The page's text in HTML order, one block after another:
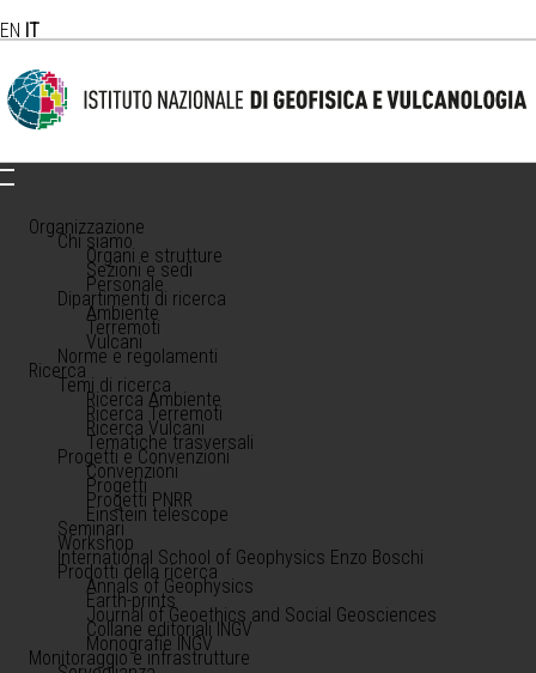
EN IT
Organizzazione
Chi siamo
Organi e strutture
Sezioni e sedi
Personale
Dipartimenti di ricerca
Ambiente
Terremoti
Vulcani
Norme e regolamenti
Ricerca
Temi di ricerca
Ricerca Ambiente
Ricerca Terremoti
Ricerca Vulcani
Tematiche trasversali
Progetti e Convenzioni
Convenzioni
Progetti
Progetti PNRR
Einstein telescope
Seminari
Workshop
International School of Geophysics Enzo Boschi
Prodotti della ricerca
Annals of Geophysics
Earth-prints
Journal of Geoethics and Social Geosciences
Collane editoriali INGV
Monografie INGV
Monitoraggio e infrastrutture